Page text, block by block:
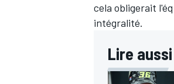
cela obligerait
intégralité.
Lire